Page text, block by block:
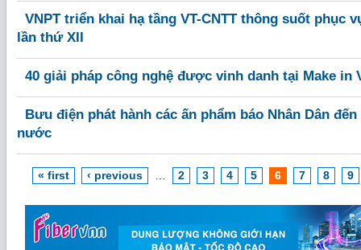
VNPT triển khai hạ tầng VT-CNTT thông suốt phục
lần thứ XII
40 giải pháp công nghệ được vinh danh tại Make in
Bưu điện phát hành các ấn phẩm báo Nhân Dân
nước
« first ‹ previous 2 3 4 5 6 7 8 9